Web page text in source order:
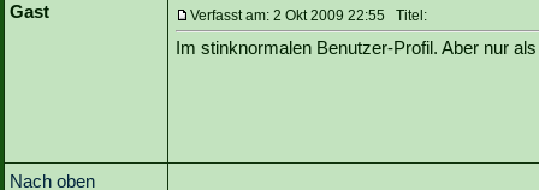
Gast
Verfasst am: 2 Okt 2009 22:55 Titel:
Im stinknormalen Benutzer-Profil. Aber nur
Nach oben